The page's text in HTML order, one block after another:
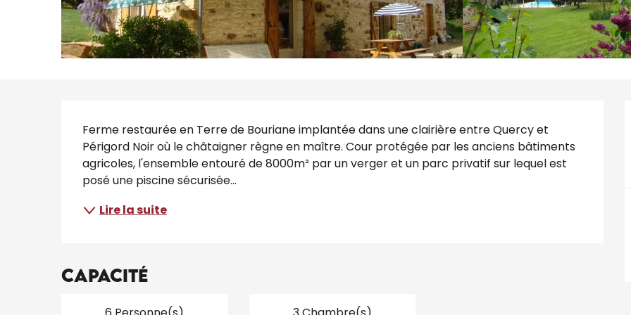
Description
Ferme restaurée en Terre de Bouriane implantée dans une clairière entre Quercy et
Périgord Noir où le châtaigner règne en maître. Cour protégée par les anciens bâtiments
agricoles, l'ensemble entouré de 8000m² par un verger et un parc privatif sur lequel est
posé une piscine sécurisée...
Lire la suite
Capacité